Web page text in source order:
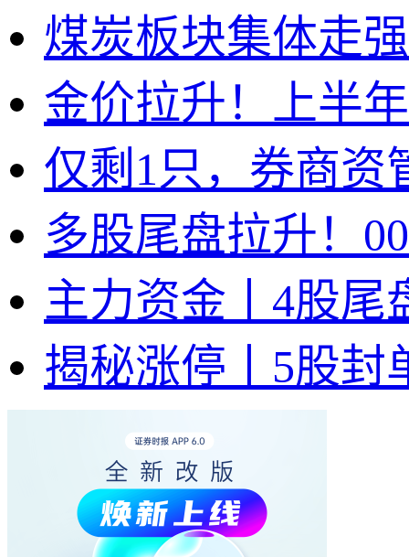
煤炭板块集体走
金价拉升！上半
仅剩1只，券商资
多股尾盘拉升！
主力资金丨4股尾
揭秘涨停丨5股封